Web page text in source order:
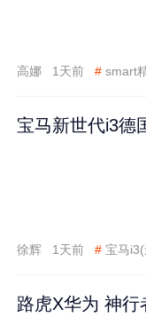
高娜 1天前 # smart
宝马新世代i3德
徐辉 1天前 # 宝马
路虎X华为 神